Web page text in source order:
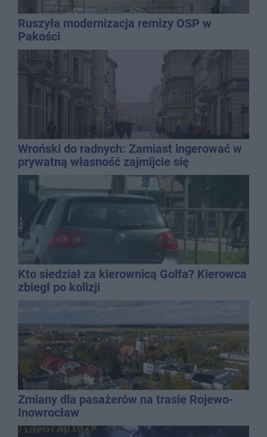
Ruszyła modernizacja remizy OSP w
Pakości
Wroński do radnych: Zamiast ingerować w
prywatną własność zajmijcie się
gospodarką
Kto siedział za kierownicą Golfa? Kierowca
zbiegł po kolizji
Zmiany dla pasażerów na trasie Rojewo-
Inowrocław